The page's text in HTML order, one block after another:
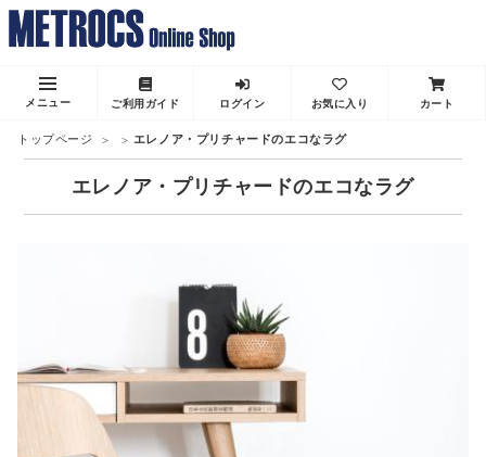
メニュー ご利用ガイド ログイン お気に入り カート
トップページ エレノア・プリチャードのエコなラグ
エレノア・プリチャードのエコなラグ